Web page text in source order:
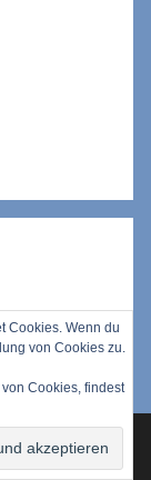
Cookies. Wenn du
von Cookies zu.
Cookies, findest